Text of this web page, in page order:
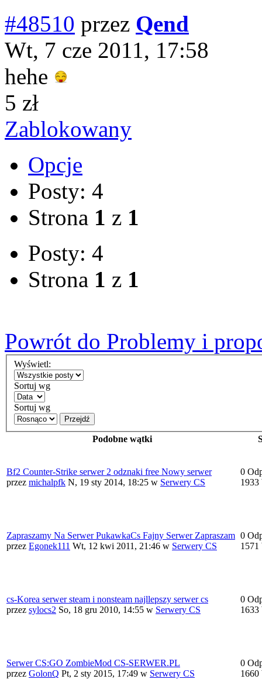
#48510 przez Qend
Wt, 7 cze 2011, 17:58
hehe
5 zł
Zablokowany
Opcje
Posty: 4
Strona 1 z 1
Posty: 4
Strona 1 z 1
Powrót do Problemy i
Wyświetl:
Sortuj wg
Sortuj wg
Przejdź
Podobne wątki
Bf2 Counter-Strike serwer 2 odznaki free Nowy serwer
przez michalpfk N, 19 sty 2014, 18:25 w Serwery CS
0
1933
Zapraszamy Na Serwer PukawkaCs Fajny Serwer Zapraszam
przez Egonek111 Wt, 12 kwi 2011, 21:46 w Serwery CS
0
1571
cs-Korea serwer steam i nonsteam najllepszy serwer cs
przez sylocs2 So, 18 gru 2010, 14:55 w Serwery CS
0
1633
Serwer CS:GO ZombieMod CS-SERWER.PL
przez GolonQ Pt, 2 sty 2015, 17:49 w Serwery CS
0
1660